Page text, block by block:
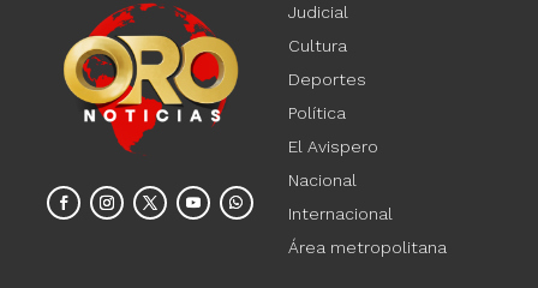
Judicial
Cultura
Deportes
Política
El Avispero
Nacional
Internacional
Área metropolitana